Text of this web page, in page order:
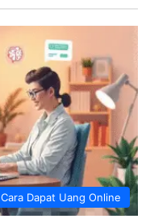
Cara Dapat Uang Online